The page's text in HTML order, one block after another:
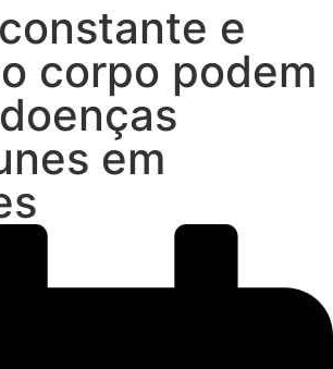
e
corpo podem
em